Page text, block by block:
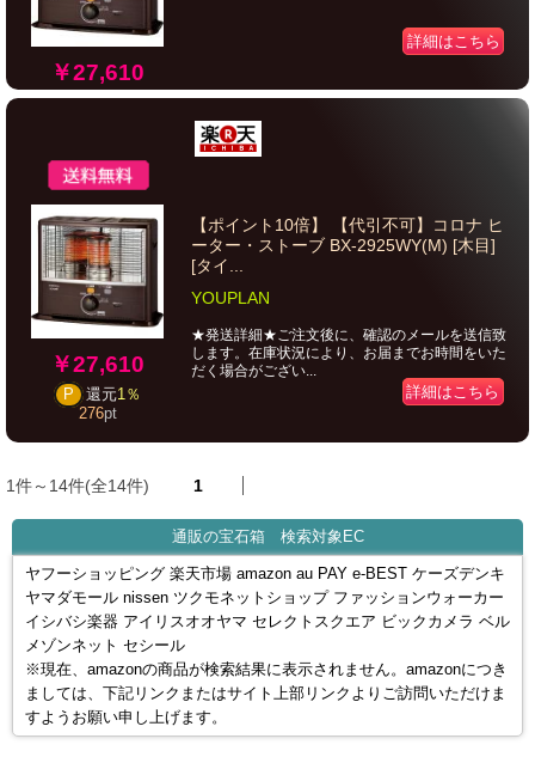
￥27,610
詳細はこちら
￥27,610
P 還元1％
276pt
【ポイント10倍】 【代引不可】コロナ ヒ
ーター・ストーブ BX-2925WY(M) [木目]
[タイ...
YOUPLAN
★発送詳細★ご注文後に、確認のメールを送信致
します。在庫状況により、お届までお時間をいた
だく場合がござい...
詳細はこちら
1件～14件(全14件) 1
通販の宝石箱 検索対象EC
ヤフーショッピング 楽天市場 amazon au PAY e-BEST ケーズデンキ
ヤマダモール nissen ツクモネットショップ ファッションウォーカー
イシバシ楽器 アイリスオオヤマ セレクトスクエア ビックカメラ ベル
メゾンネット セシール
※現在、amazonの商品が検索結果に表示されません。amazonにつき
ましては、下記リンクまたはサイト上部リンクよりご訪問いただけま
すようお願い申し上げます。